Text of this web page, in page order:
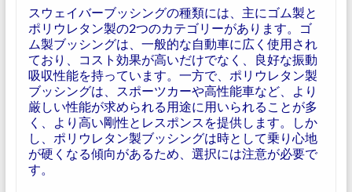
スウェイバーブッシングの種類には、主にゴム製と
ポリウレタン製の2つのカテゴリーがあります。ゴ
ム製ブッシングは、一般的な自動車に広く使用され
ており、コスト効果が高いだけでなく、良好な振動
吸収性能を持っています。一方で、ポリウレタン製
ブッシングは、スポーツカーや高性能車など、より
厳しい性能が求められる用途に用いられることが多
く、より高い剛性とレスポンスを提供します。しか
し、ポリウレタン製ブッシングは時として乗り心地
が硬くなる傾向があるため、選択には注意が必要で
す。